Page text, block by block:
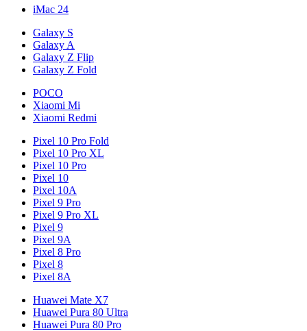
iMac 24
Galaxy S
Galaxy A
Galaxy Z Flip
Galaxy Z Fold
POCO
Xiaomi Mi
Xiaomi Redmi
Pixel 10 Pro Fold
Pixel 10 Pro XL
Pixel 10 Pro
Pixel 10
Pixel 10A
Pixel 9 Pro
Pixel 9 Pro XL
Pixel 9
Pixel 9A
Pixel 8 Pro
Pixel 8
Pixel 8A
Huawei Mate X7
Huawei Pura 80 Ultra
Huawei Pura 80 Pro